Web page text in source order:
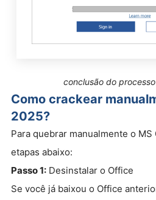
conclusão do
Como crackear
2025?
Para quebrar manualmente o
etapas abaixo:
Passo 1: Desinstalar o Office
Se você já baixou o Office